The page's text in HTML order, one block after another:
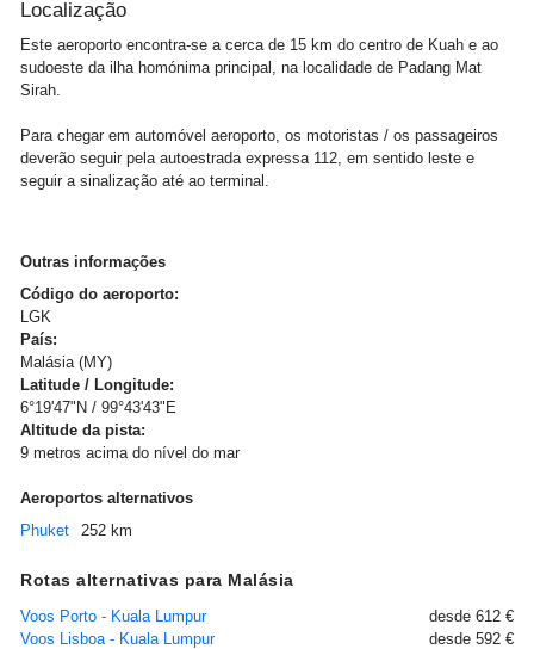
Localização
Este aeroporto encontra-se a cerca de 15 km do centro de Kuah e ao
sudoeste da ilha homónima principal, na localidade de Padang Mat
Sirah.
Para chegar em automóvel aeroporto, os motoristas / os passageiros
deverão seguir pela autoestrada expressa 112, em sentido leste e
seguir a sinalização até ao terminal.
Outras informações
Código do aeroporto:
LGK
País:
Malásia (MY)
Latitude / Longitude:
6°19'47"N / 99°43'43"E
Altitude da pista:
9 metros acima do nível do mar
Aeroportos alternativos
Phuket
252 km
Rotas alternativas para Malásia
Voos Porto - Kuala Lumpur
desde 612 €
Voos Lisboa - Kuala Lumpur
desde 592 €